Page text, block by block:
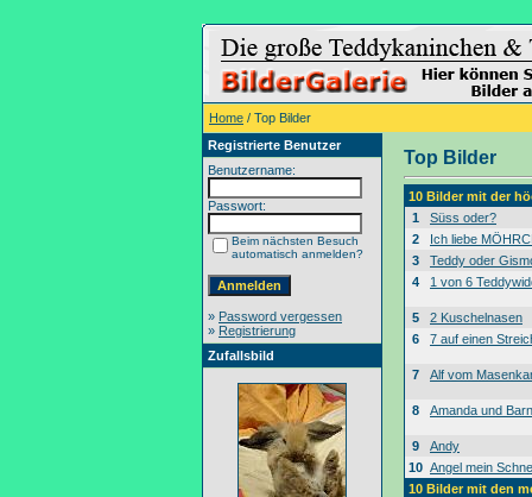
Home / Top Bilder
Registrierte Benutzer
Benutzername:
Passwort:
Beim nächsten Besuch
automatisch anmelden?
» Password vergessen
» Registrierung
Zufallsbild
Top Bilder
10 Bilder mit der
1
Süss oder?
2
Ich liebe
3
Teddy oder
4
1 von 6
5
2 Kuschelnasen
6
7 auf einen
7 Alf vom
8 Amanda und
9
Andy
10 Angel mein
10 Bilder mit den